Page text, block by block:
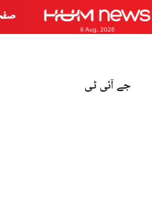
6 Aug, 2026
جے آئی ٹی